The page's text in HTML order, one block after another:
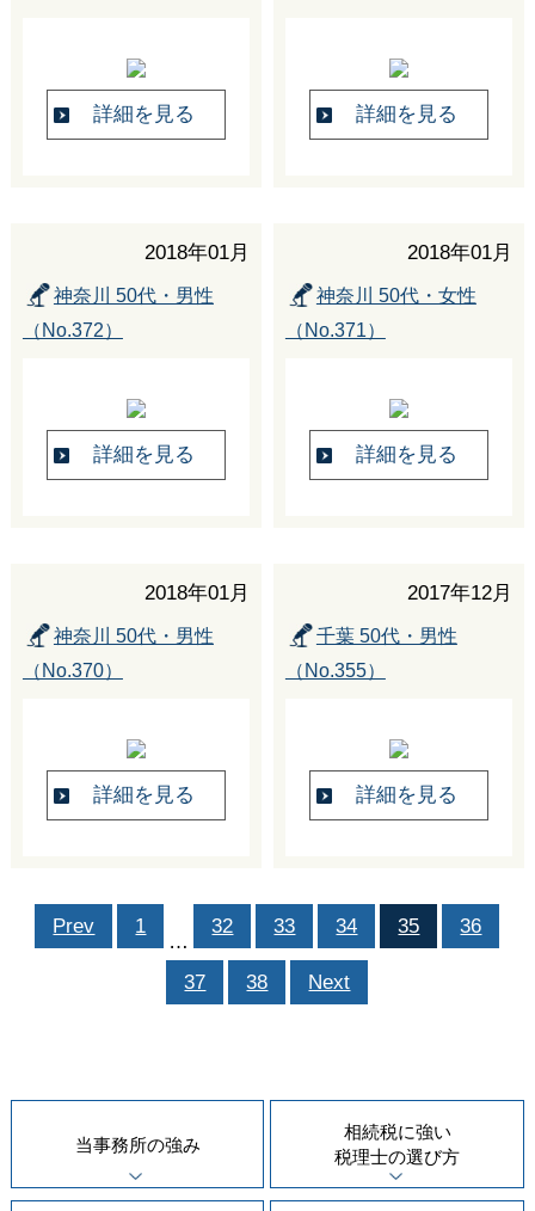
詳細を見る 詳細を見る
2018年01月
神奈川 50代・男性
（No.372）
詳細を見る
2018年01月
神奈川 50代・女性
（No.371）
詳細を見る
2018年01月
神奈川 50代・男性
（No.370）
詳細を見る
2017年12月
千葉 50代・男性
（No.355）
詳細を見る
Prev 1
…
32 33 34 35 36
37 38 Next
当事務所の強み
相続税に強い
税理士の選び方